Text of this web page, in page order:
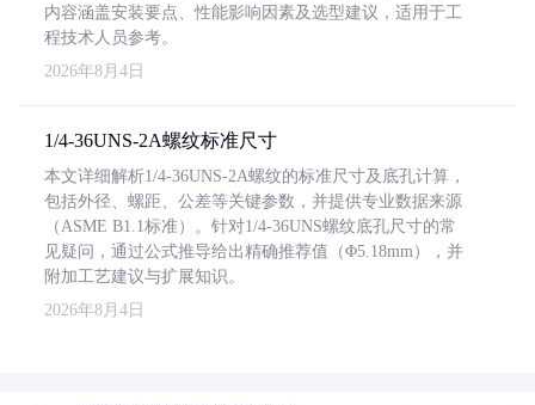
内容涵盖安装要点、性能影响因素及选型建议，适用于工
程技术人员参考。
2026年8月4日
1/4-36UNS-2A螺纹标准尺寸
本文详细解析1/4-36UNS-2A螺纹的标准尺寸及底孔计算，
包括外径、螺距、公差等关键参数，并提供专业数据来源
（ASME B1.1标准）。针对1/4-36UNS螺纹底孔尺寸的常
见疑问，通过公式推导给出精确推荐值（Φ5.18mm），并
附加工艺建议与扩展知识。
2026年8月4日